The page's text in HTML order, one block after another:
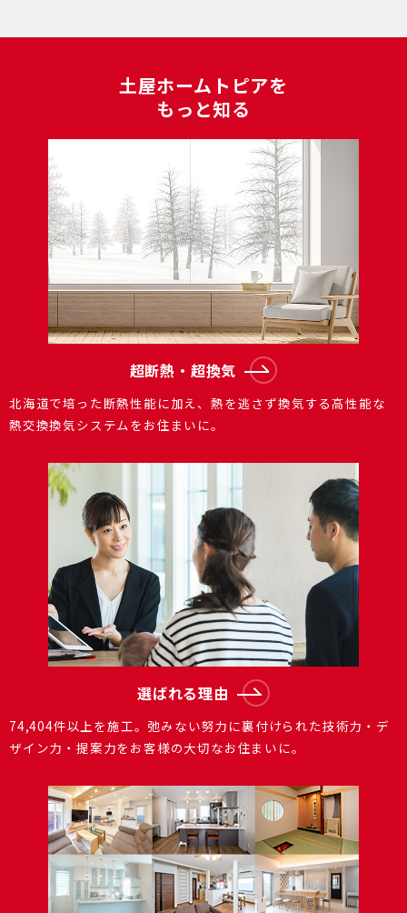
⼟屋ホームトピアを
もっと知る
超断熱・超換気
北海道で培った断熱性能に加え、熱を逃さず換気する⾼性能な
熱交換換気システムをお住まいに。
選ばれる理由
74,404件以上を施⼯。弛みない努⼒に裏付けられた技術⼒・デ
ザイン⼒・提案⼒をお客様の⼤切なお住まいに。